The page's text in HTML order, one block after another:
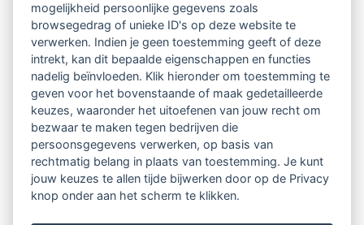
eisen aan de toelating van e-coaches, en de normen die
daarvoor moeten gelden, zijn nog volop in
ontwikkeling. Meer uniformiteit in de toelatingseisen
is wenselijk. Dat vraagt om de invoering van
kwaliteitscriteria zodat e-coaches betrouwbaar,
deskundig en integer zijn en dat privacy en autonomie
van gebruikers worden gerespecteerd.
mogelijkheid persoonlijke gegevens zoals
browsegedrag of unieke ID's op deze website te
verwerken. Indien je geen toestemming geeft of deze
intrekt, kan dit bepaalde eigenschappen en functies
nadelig beïnvloeden. Klik hieronder om toestemming te
geven voor het bovenstaande of maak gedetailleerde
keuzes, waaronder het uitoefenen van jouw recht om
bezwaar te maken tegen bedrijven die
persoonsgegevens verwerken, op basis van
rechtmatig belang in plaats van toestemming. Je kunt
jouw keuzes te allen tijde bijwerken door op de Privacy
knop onder aan het scherm te klikken.